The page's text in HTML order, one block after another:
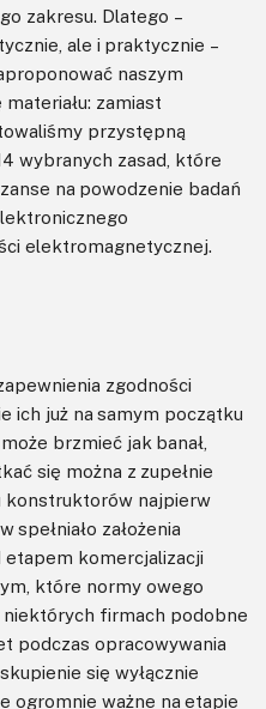
zakresu. Dlatego –
ale i praktycznie –
naszym
zamiast
przystępną
wybranych zasad, które
na powodzenie badań
elektromagnetycznej.
zgodności
ich już na samym początku
brzmieć jak banał,
się można z zupełnie
konstruktorów najpierw
założenia
komercjalizacji
które normy owego
niektórych firmach podobne
podczas opracowywania
się wyłącznie
ogromnie ważne na etapie